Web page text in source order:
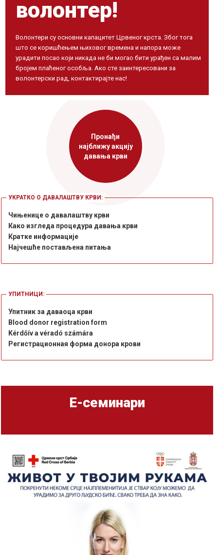
волонтер!
Волонтери су основни капацитет Црвеног крста. Због тога
што се коришћењем њиховог времена и напора може
урадити посао који никада не би могао бити урађен са малим
бројем плаћеног особља. Ако сте заинтересовани за
волонтерски рад, контактирајте нас!
Пронађи
најближу акцију
давања крви
УКРАТКО О ДАВАЛАШТВУ КРВИ:
Чињенице о давалаштву крви
Како изгледа процедура давања крви
Кратке информације
Најчешће постављена питања
УПИТНИЦИ:
Упитник за даваоца крви
Blood donor registration form
Kérdőív a véradó számára
Регистрационная форма донора крови
Е-семинари